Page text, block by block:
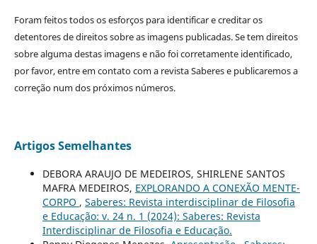
Foram feitos todos os esforços para identificar e creditar os
detentores de direitos sobre as imagens publicadas. Se tem direitos
sobre alguma destas imagens e não foi corretamente identificado,
por favor, entre em contato com a revista Saberes e publicaremos a
correção num dos próximos números.
Artigos Semelhantes
DEBORA ARAUJO DE MEDEIROS, SHIRLENE SANTOS
MAFRA MEDEIROS, EXPLORANDO A CONEXÃO MENTE-
CORPO , Saberes: Revista interdisciplinar de Filosofia
e Educação: v. 24 n. 1 (2024): Saberes: Revista
Interdisciplinar de Filosofia e Educação.